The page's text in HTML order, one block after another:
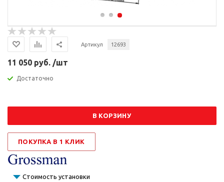
Артикул 12693
11 050 руб. /шт
Достаточно
В КОРЗИНУ
ПОКУПКА В 1 КЛИК
Стоимость установки